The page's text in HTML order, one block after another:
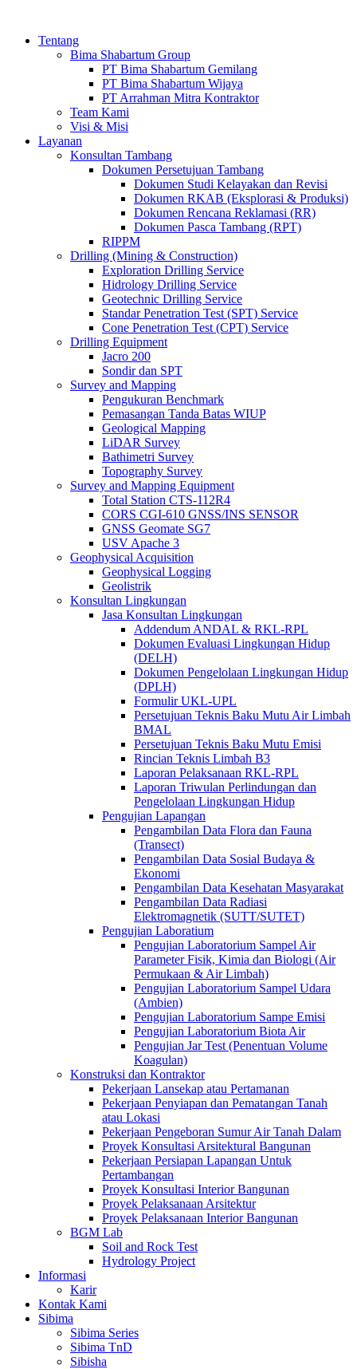
Tentang
Bima Shabartum Group
PT Bima Shabartum Gemilang
PT Bima Shabartum Wijaya
PT Arrahman Mitra Kontraktor
Team Kami
Visi & Misi
Layanan
Konsultan Tambang
Dokumen Persetujuan Tambang
Dokumen Studi Kelayakan dan Revisi
Dokumen RKAB (Eksplorasi & Produksi)
Dokumen Rencana Reklamasi (RR)
Dokumen Pasca Tambang (RPT)
RIPPM
Drilling (Mining & Construction)
Exploration Drilling Service
Hidrology Drilling Service
Geotechnic Drilling Service
Standar Penetration Test (SPT) Service
Cone Penetration Test (CPT) Service
Drilling Equipment
Jacro 200
Sondir dan SPT
Survey and Mapping
Pengukuran Benchmark
Pemasangan Tanda Batas WIUP
Geological Mapping
LiDAR Survey
Bathimetri Survey
Topography Survey
Survey and Mapping Equipment
Total Station CTS-112R4
CORS CGI-610 GNSS/INS SENSOR
GNSS Geomate SG7
USV Apache 3
Geophysical Acquisition
Geophysical Logging
Geolistrik
Konsultan Lingkungan
Jasa Konsultan Lingkungan
Addendum ANDAL & RKL-RPL
Dokumen Evaluasi Lingkungan Hidup
(DELH)
Dokumen Pengelolaan Lingkungan Hidup
(DPLH)
Formulir UKL-UPL
Persetujuan Teknis Baku Mutu Air Limbah
BMAL
Persetujuan Teknis Baku Mutu Emisi
Rincian Teknis Limbah B3
Laporan Pelaksanaan RKL-RPL
Laporan Triwulan Perlindungan dan
Pengelolaan Lingkungan Hidup
Pengujian Lapangan
Pengambilan Data Flora dan Fauna
(Transect)
Pengambilan Data Sosial Budaya &
Ekonomi
Pengambilan Data Kesehatan Masyarakat
Pengambilan Data Radiasi
Elektromagnetik (SUTT/SUTET)
Pengujian Laboratium
Pengujian Laboratorium Sampel Air
Parameter Fisik, Kimia dan Biologi (Air
Permukaan & Air Limbah)
Pengujian Laboratorium Sampel Udara
(Ambien)
Pengujian Laboratorium Sampe Emisi
Pengujian Laboratorium Biota Air
Pengujian Jar Test (Penentuan Volume
Koagulan)
Konstruksi dan Kontraktor
Pekerjaan Lansekap atau Pertamanan
Pekerjaan Penyiapan dan Pematangan Tanah
atau Lokasi
Pekerjaan Pengeboran Sumur Air Tanah Dalam
Proyek Konsultasi Arsitektural Bangunan
Pekerjaan Persiapan Lapangan Untuk
Pertambangan
Proyek Konsultasi Interior Bangunan
Proyek Pelaksanaan Arsitektur
Proyek Pelaksanaan Interior Bangunan
BGM Lab
Soil and Rock Test
Hydrology Project
Informasi
Karir
Kontak Kami
Sibima
Sibima Series
Sibima TnD
Sibisha